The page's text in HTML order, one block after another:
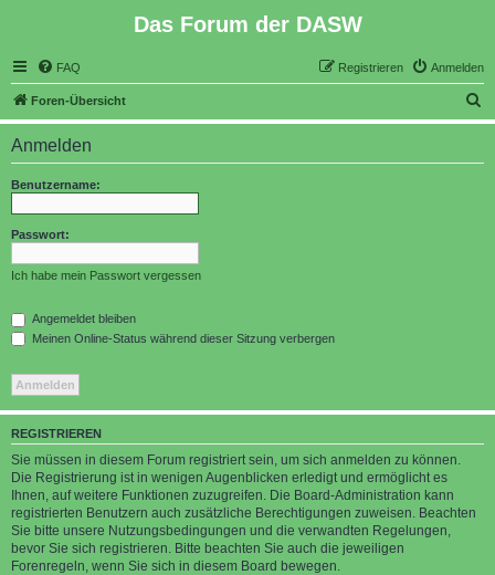
Das Forum der DASW
FAQ Anmelden
Registrieren
Foren-Übersicht
u
Anmelden
Benutzername:
Passwort:
Ich habe mein Passwort vergessen
Angemeldet bleiben
Meinen Online-Status während dieser Sitzung verbergen
REGISTRIEREN
Sie müssen in diesem Forum registriert sein, um sich anmelden zu können.
Die Registrierung ist in wenigen Augenblicken erledigt und ermöglicht es
Ihnen, auf weitere Funktionen zuzugreifen. Die Board-Administration kann
registrierten Benutzern auch zusätzliche Berechtigungen zuweisen. Beachten
Sie bitte unsere Nutzungsbedingungen und die verwandten Regelungen,
bevor Sie sich registrieren. Bitte beachten Sie auch die jeweiligen
Forenregeln, wenn Sie sich in diesem Board bewegen.